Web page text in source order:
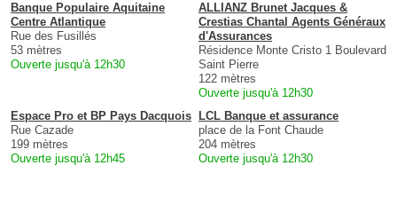
Banque Populaire Aquitaine
Centre Atlantique
Rue des Fusillés
53 mètres
Ouverte jusqu'à 12h30
ALLIANZ Brunet Jacques &
Crestias Chantal Agents Généraux
d'Assurances
Résidence Monte Cristo 1 Boulevard
Saint Pierre
122 mètres
Ouverte jusqu'à 12h30
Espace Pro et BP Pays Dacquois
Rue Cazade
199 mètres
Ouverte jusqu'à 12h45
LCL Banque et assurance
place de la Font Chaude
204 mètres
Ouverte jusqu'à 12h30